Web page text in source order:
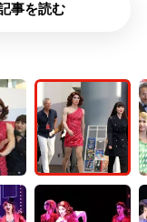
事を読む